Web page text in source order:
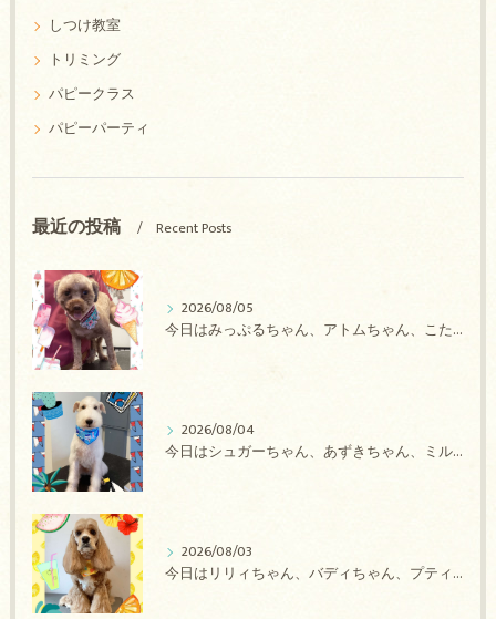
しつけ教室
トリミング
パピークラス
パピーパーティ
最近の投稿 Recent Posts
2026/08/05
今日はみっぷるちゃん、アトムちゃん、こたろうちゃん、ルルちゃん、アンジュちゃん、がぶちゃんのトリミングの紹介です【奈良のエース動物病院】
2026/08/04
今日はシュガーちゃん、あずきちゃん、ミルキーちゃん、コロンちゃん、ココちゃんのトリミングの紹介です【奈良のエース動物病院】
2026/08/03
今日はリリィちゃん、バディちゃん、プティちゃん、ナッツちゃん、レンちゃんのトリミングの紹介です【奈良のエース動物病院】